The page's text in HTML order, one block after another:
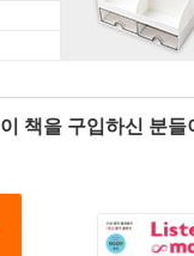
이 책을 구입하신 분